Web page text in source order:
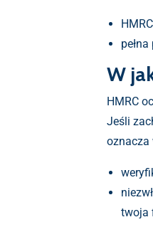
W
HMRC
Jeśli
oznacza
twoja